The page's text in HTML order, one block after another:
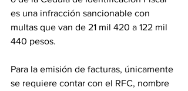
es una infracción sancionable con
multas que van de 21 mil 420 a 122 mil
440 pesos.
Para la emisión de facturas, únicamente
se requiere contar con el RFC, nombre